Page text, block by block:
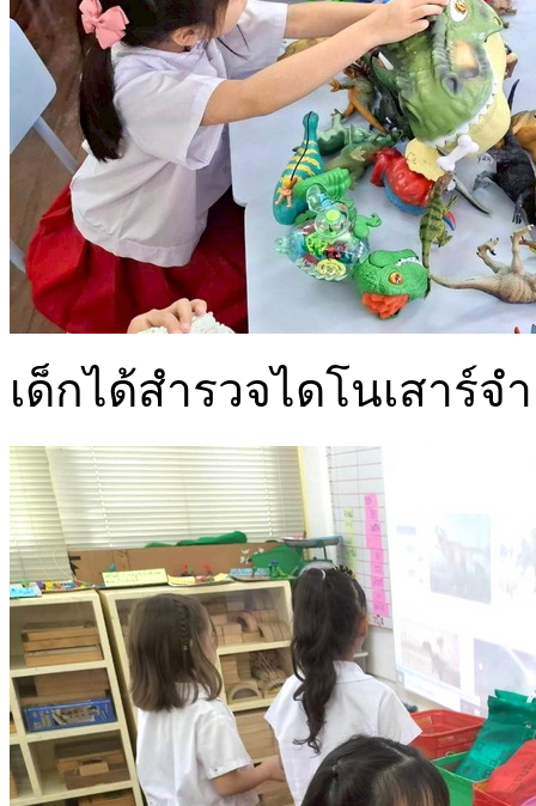
เด็กได้สำรวจไดโนเสาร์